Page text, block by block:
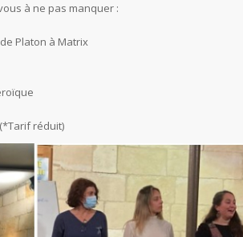
à ne pas manquer :
Platon à Matrix
réduit)